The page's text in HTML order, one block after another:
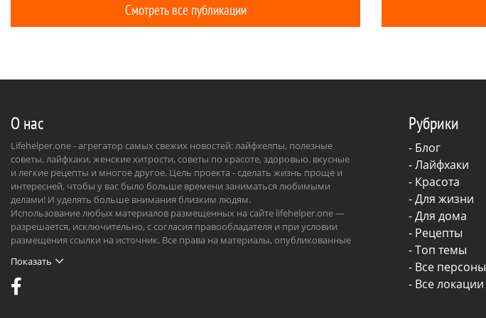
Смотреть все публикации
О нас
Lifehelper.one - агрегатор самых свежих новостей: лайфхелпы, полезные
советы, лайфхаки, женские хитрости, советы по красоте, здоровью. вкусные
и легкие рецепты и многое другое. Цель проекта - сделать жизнь проще и
интересней, чтобы у вас было больше времени заниматься любимыми
делами! И уделять больше внимания близким людям.
Использование любых материалов размещенных на сайте lifehelper.one —
разрешается, исключительно, с согласия правообладателя и при условии
размещения ссылки на источник. Все права на материалы, опубликованные
Показать
Рубрики
- Блог
-Лайфхаки
- Красота
-Для жизни
-Для дома
- Рецепты
- Топ темы
- Все персоны
- Все локации